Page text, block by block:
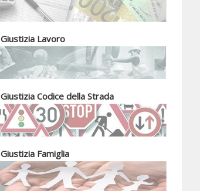
Giustizia Lavoro
Giustizia Codice della Strada
Giustizia Famiglia